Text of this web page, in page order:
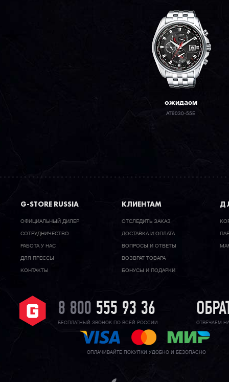
ожидаем
AT9030-55E
G-STORE RUSSIA
ОФИЦИАЛЬНЫЙ ДИЛЕР
CОТРУДНИЧЕСТВО
РАБОТА У НАС
ДЛЯ ПРЕССЫ
КОНТАКТЫ
КЛИЕНТАМ
ОТСЛЕДИТЬ ЗАКАЗ
ДОСТАВКА И ОПЛАТА
ВОПРОСЫ И ОТВЕТЫ
ВОЗВРАТ ТОВАРА
БОНУСЫ И ПОДАРКИ
8 800 555 93 36
БЕСПЛАТНЫЙ ЗВОНОК ПО ВСЕЙ РОССИИ ОТВЕЧАЕМ
ОПЛАЧИВАЙТЕ ПОКУПКИ УДОБНО И БЕЗОПАСНО